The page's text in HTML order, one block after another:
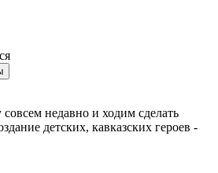
недавно и ходим сделать
детских, кавказских героев -